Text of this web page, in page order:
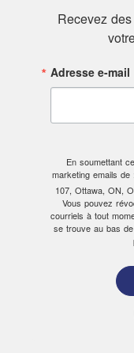
Recevez
Adresse e-mail
En soumettant
marketing emails de
107, Ottawa, ON,
Vous pouvez
courriels à tout
se trouve au bas